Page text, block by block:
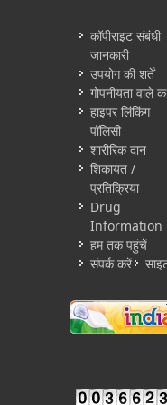
कॉपीराइट संबंधी
जानकारी
उपयोग की शर्तें
गोपनीयता वाले
हाइपर लिंकिंग
पॉलिसी
शारीरिक दान
शिकायत /
प्रतिक्रिया
Drug
Information
हम तक पहुंचें
संपर्क करें